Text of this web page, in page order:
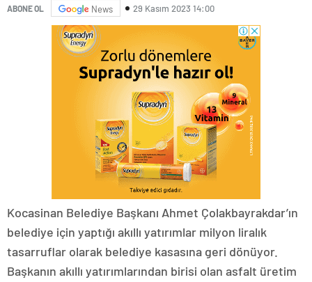
ABONE OL News 29 Kasım 2023 14:00
Kocasinan Belediye Başkanı Ahmet Çolakbayrakdar’ın
belediye için yaptığı akıllı yatırımlar milyon liralık
tasarruflar olarak belediye kasasına geri dönüyor.
Başkanın akıllı yatırımlarından birisi olan asfalt üretim